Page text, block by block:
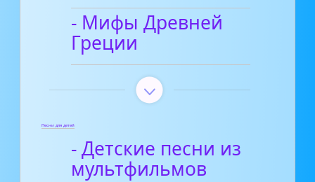
- Мифы Древней
Греции
Песни для детей
- Детские песни из
мультфильмов